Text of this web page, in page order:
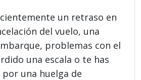
un retraso en
del vuelo, una
problemas con el
una escala o te has
una huelga de